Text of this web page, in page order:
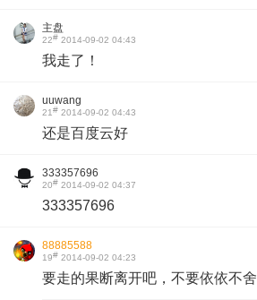
主盘
22# 2014-09-02 04:43
我走了！
uuwang
21# 2014-09-02 04:43
还是百度云好
333357696
20# 2014-09-02 04:37
333357696
88885588
19# 2014-09-02 04:23
要走的果断离开吧，不要依依不舍